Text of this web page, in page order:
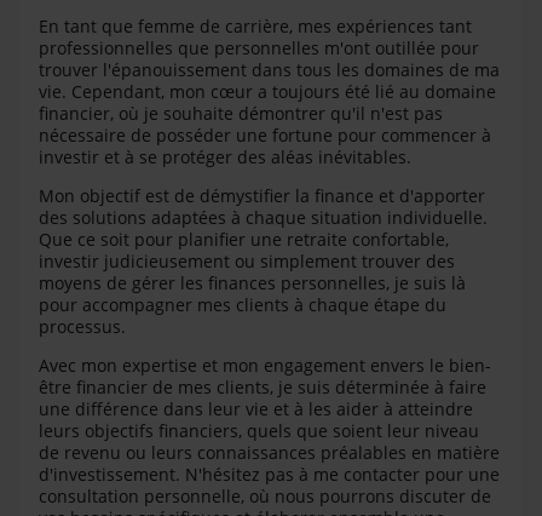
En tant que femme de carrière, mes expériences tant
professionnelles que personnelles m'ont outillée pour
trouver l'épanouissement dans tous les domaines de ma
vie. Cependant, mon cœur a toujours été lié au domaine
financier, où je souhaite démontrer qu'il n'est pas
nécessaire de posséder une fortune pour commencer à
investir et à se protéger des aléas inévitables.
Mon objectif est de démystifier la finance et d'apporter
des solutions adaptées à chaque situation individuelle.
Que ce soit pour planifier une retraite confortable,
investir judicieusement ou simplement trouver des
moyens de gérer les finances personnelles, je suis là
pour accompagner mes clients à chaque étape du
processus.
Avec mon expertise et mon engagement envers le bien-
être financier de mes clients, je suis déterminée à faire
une différence dans leur vie et à les aider à atteindre
leurs objectifs financiers, quels que soient leur niveau
de revenu ou leurs connaissances préalables en matière
d'investissement. N'hésitez pas à me contacter pour une
consultation personnelle, où nous pourrons discuter de